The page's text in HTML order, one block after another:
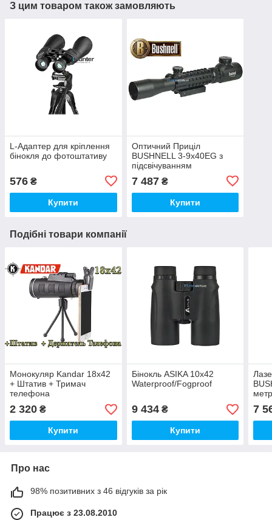
З цим товаром також замовляють
L-Адаптер для кріплення
бінокля до фотоштативу
576 ₴
Купити
Оптичний Приціл
BUSHNELL 3-9x40EG з
підсвічуванням
7 487₴
Купити
Подібні товари компанії
Монокуляр Kandar 18x42
+ Штатив + Тримач
телефона
2 320 ₴
Купити
Бінокль ASIKA 10x42
Waterproof/Fogproof
9 434₴
Купити
7
Про нас
98% позитивних з 46 відгуків за рік
Працює з 23.08.2010